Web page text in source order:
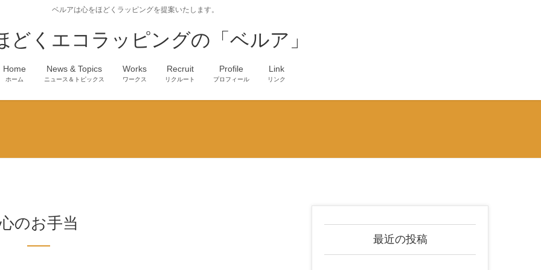
ベルアは心をほどくラッピングを提案いたします。
どくエコラッピングの「ベルア」
Home
ホーム
News & Topics
ニュース＆トピックス
Works
ワークス
Recruit
リクルート
Profile
プロフィール
Link
リンク
のお手当
最近の投稿